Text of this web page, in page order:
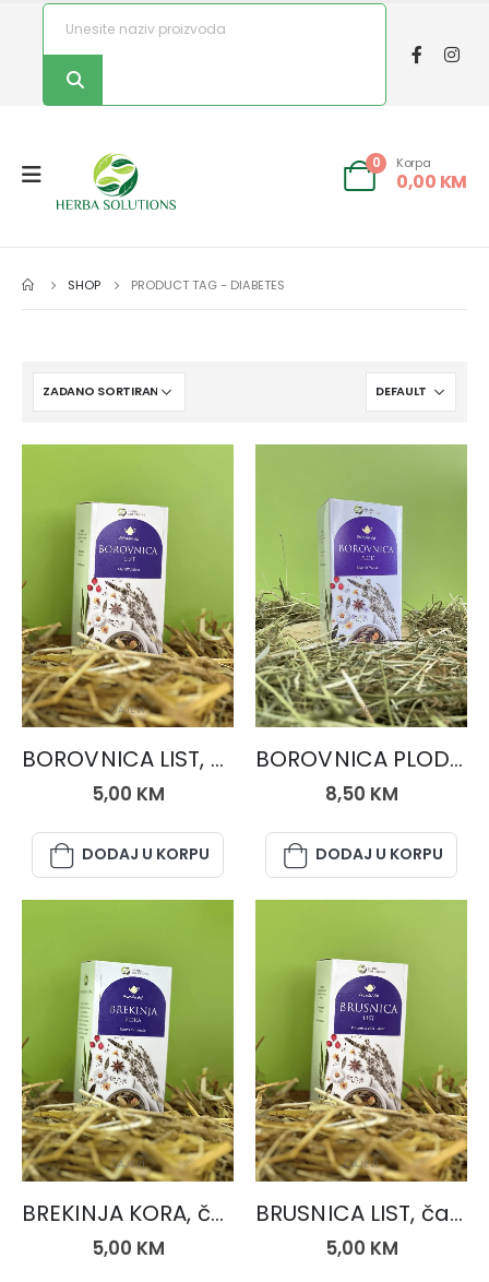
0 Korpa
0,00 KM
SHOP PRODUCT TAG - DIABETES
ČAJEVI
BOROVNICA LIST, čaj 50 gr.
5,00 KM
DODAJ U KORPU
ČAJEVI
BOROVNICA PLOD, čaj 50 gr.
8,50 KM
DODAJ U KORPU
ČAJEVI
BREKINJA KORA, čaj 50 gr.
5,00 KM
ČAJEVI
BRUSNICA LIST, čaj 50 gr.
5,00 KM